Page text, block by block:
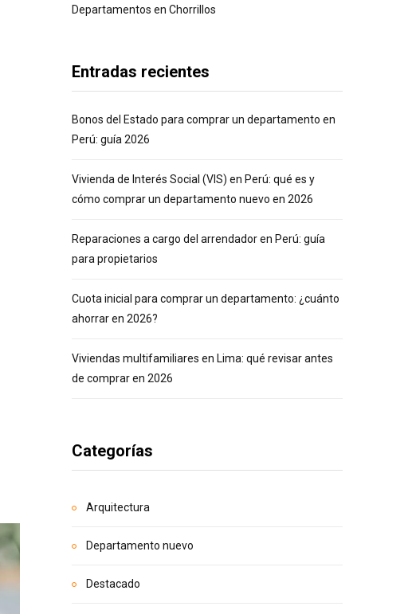
Departamentos en Chorrillos
Entradas recientes
Bonos del Estado para comprar un departamento en
Perú: guía 2026
Vivienda de Interés Social (VIS) en Perú: qué es y
cómo comprar un departamento nuevo en 2026
Reparaciones a cargo del arrendador en Perú: guía
para propietarios
Cuota inicial para comprar un departamento: ¿cuánto
ahorrar en 2026?
Viviendas multifamiliares en Lima: qué revisar antes
de comprar en 2026
Categorías
Arquitectura
Departamento nuevo
Destacado